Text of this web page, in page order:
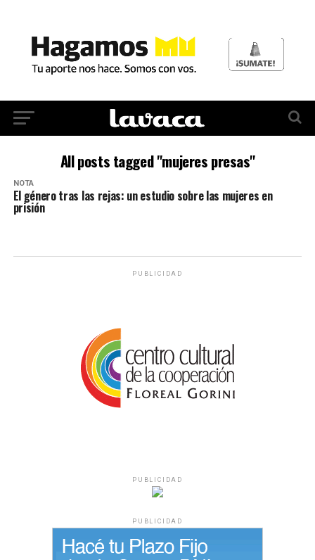
All posts tagged "mujeres presas"
NOTA
El género tras las rejas: un estudio sobre las mujeres en
prisión
PUBLICIDAD
PUBLICIDAD
PUBLICIDAD